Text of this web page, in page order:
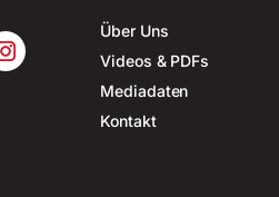
Über Uns
Videos & PDFs
Mediadaten
Kontakt